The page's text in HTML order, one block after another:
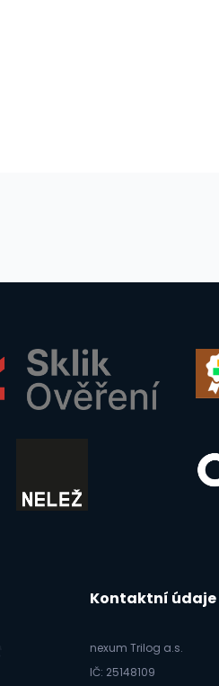
Kontaktní údaje
nexum Trilog a.s.
IČ: 25148109